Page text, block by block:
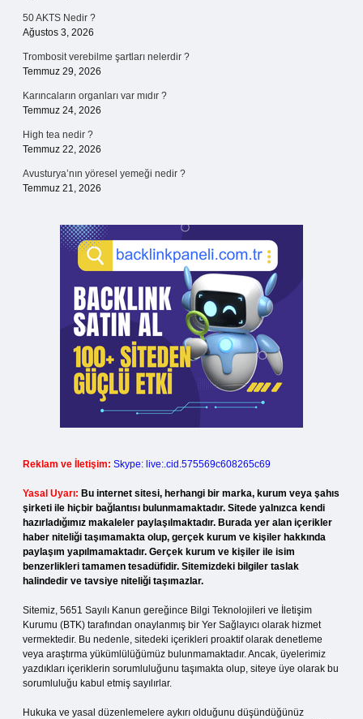
50 AKTS Nedir ?
Ağustos 3, 2026
Trombosit verebilme şartları nelerdir ?
Temmuz 29, 2026
Karıncaların organları var mıdır ?
Temmuz 24, 2026
High tea nedir ?
Temmuz 22, 2026
Avusturya’nın yöresel yemeği nedir ?
Temmuz 21, 2026
Reklam ve İletişim: Skype: live:.cid.575569c608265c69
Yasal Uyarı: Bu internet sitesi, herhangi bir marka, kurum veya şahıs
şirketi ile hiçbir bağlantısı bulunmamaktadır. Sitede yalnızca kendi
hazırladığımız makaleler paylaşılmaktadır. Burada yer alan içerikler
haber niteliği taşımamakta olup, gerçek kurum ve kişiler hakkında
paylaşım yapılmamaktadır. Gerçek kurum ve kişiler ile isim
benzerlikleri tamamen tesadüfidir. Sitemizdeki bilgiler taslak
halindedir ve tavsiye niteliği taşımazlar.
Sitemiz, 5651 Sayılı Kanun gereğince Bilgi Teknolojileri ve İletişim
Kurumu (BTK) tarafından onaylanmış bir Yer Sağlayıcı olarak hizmet
vermektedir. Bu nedenle, sitedeki içerikleri proaktif olarak denetleme
veya araştırma yükümlülüğümüz bulunmamaktadır. Ancak, üyelerimiz
yazdıkları içeriklerin sorumluluğunu taşımakta olup, siteye üye olarak bu
sorumluluğu kabul etmiş sayılırlar.
Hukuka ve yasal düzenlemelere aykırı olduğunu düşündüğünüz